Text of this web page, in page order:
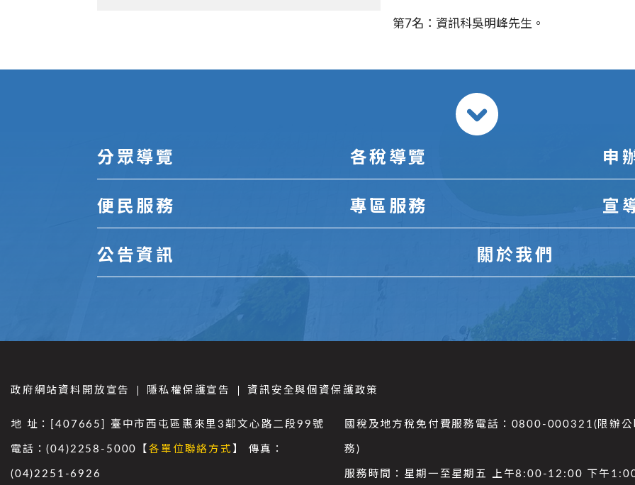
第7名：資訊科吳明峰先生。
分眾導覽 各稅導覽 申
便民服務 專區服務 宣
公告資訊 關於我們
政府網站資料開放宣告 隱私權保護宣告 資訊安全與個資保護政策
地 址：[407665] 臺中市西屯區惠來里3鄰文心路二段99號
電話：(04)2258-5000【各單位聯絡方式 】 傳真：
(04)2251-6926
國稅及地方稅免付費服務電話：0800-000321(限辦公
務)
服務時間：星期一至星期五 上午8:00-12:00 下午